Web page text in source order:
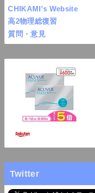
CHIKAMI's Website
高2物理総復習
質問・意見
Twitter